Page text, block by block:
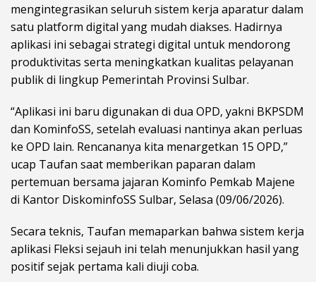
mengintegrasikan seluruh sistem kerja aparatur dalam
satu platform digital yang mudah diakses. Hadirnya
aplikasi ini sebagai strategi digital untuk mendorong
produktivitas serta meningkatkan kualitas pelayanan
publik di lingkup Pemerintah Provinsi Sulbar.
“Aplikasi ini baru digunakan di dua OPD, yakni BKPSDM
dan KominfoSS, setelah evaluasi nantinya akan perluas
ke OPD lain. Rencananya kita menargetkan 15 OPD,”
ucap Taufan saat memberikan paparan dalam
pertemuan bersama jajaran Kominfo Pemkab Majene
di Kantor DiskominfoSS Sulbar, Selasa (09/06/2026).
Secara teknis, Taufan memaparkan bahwa sistem kerja
aplikasi Fleksi sejauh ini telah menunjukkan hasil yang
positif sejak pertama kali diuji coba.